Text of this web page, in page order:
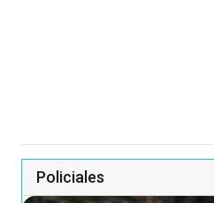
Policiales